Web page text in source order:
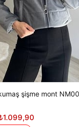
şişme mont